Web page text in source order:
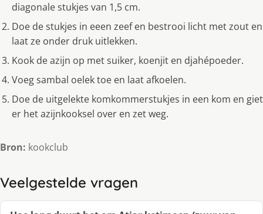
diagonale stukjes van 1,5 cm.
Doe de stukjes in eeen zeef en bestrooi licht met zout en
laat ze onder druk uitlekken.
Kook de azijn op met suiker, koenjit en djahépoeder.
Voeg sambal oelek toe en laat afkoelen.
Doe de uitgelekte komkommerstukjes in een kom en giet
er het azijnkooksel over en zet weg.
Bron: kookclub
Veelgestelde vragen